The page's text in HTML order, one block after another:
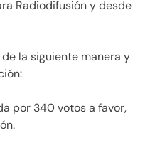
Radiodifusión y desde
la siguiente manera y
por 340 votos a favor,